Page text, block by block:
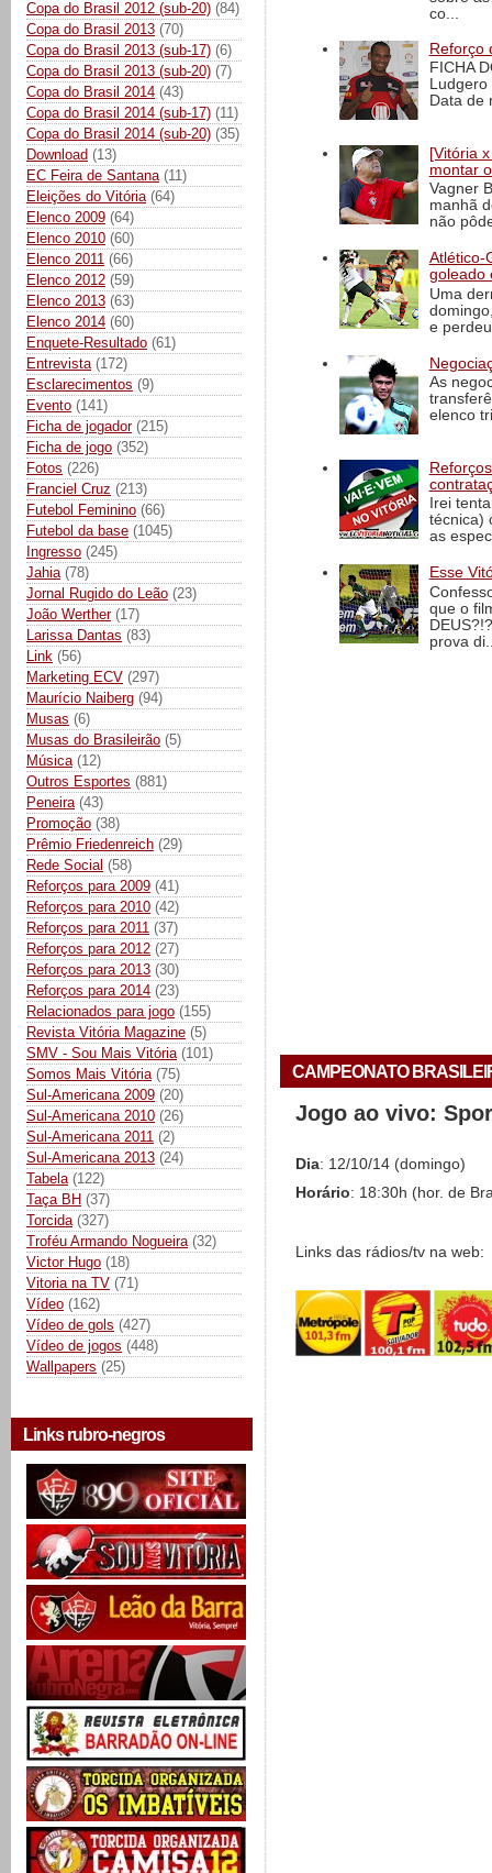
Copa do Brasil 2012 (sub-20) (84)
Copa do Brasil 2013 (70)
Copa do Brasil 2013 (sub-17) (6)
Copa do Brasil 2013 (sub-20) (7)
Copa do Brasil 2014 (43)
Copa do Brasil 2014 (sub-17) (11)
Copa do Brasil 2014 (sub-20) (35)
Download (13)
EC Feira de Santana (11)
Eleições do Vitória (64)
Elenco 2009 (64)
Elenco 2010 (60)
Elenco 2011 (66)
Elenco 2012 (59)
Elenco 2013 (63)
Elenco 2014 (60)
Enquete-Resultado (61)
Entrevista (172)
Esclarecimentos (9)
Evento (141)
Ficha de jogador (215)
Ficha de jogo (352)
Fotos (226)
Franciel Cruz (213)
Futebol Feminino (66)
Futebol da base (1045)
Ingresso (245)
Jahia (78)
Jornal Rugido do Leão (23)
João Werther (17)
Larissa Dantas (83)
Link (56)
Marketing ECV (297)
Maurício Naiberg (94)
Musas (6)
Musas do Brasileirão (5)
Música (12)
Outros Esportes (881)
Peneira (43)
Promoção (38)
Prêmio Friedenreich (29)
Rede Social (58)
Reforços para 2009 (41)
Reforços para 2010 (42)
Reforços para 2011 (37)
Reforços para 2012 (27)
Reforços para 2013 (30)
Reforços para 2014 (23)
Relacionados para jogo (155)
Revista Vitória Magazine (5)
SMV - Sou Mais Vitória (101)
Somos Mais Vitória (75)
Sul-Americana 2009 (20)
Sul-Americana 2010 (26)
Sul-Americana 2011 (2)
Sul-Americana 2013 (24)
Tabela (122)
Taça BH (37)
Torcida (327)
Troféu Armando Nogueira (32)
Victor Hugo (18)
Vitoria na TV (71)
Vídeo (162)
Vídeo de gols (427)
Vídeo de jogos (448)
Wallpapers (25)
Links rubro-negros
co...
Reforço
FICHA
Data de
[Vitória
montar
Vagner
manhã
não
Atlético-
goleado
Uma
e
As
elenco
Irei
técnica)
as
Esse
que o
prova
CAMPEONATO
Jogo ao vivo:
Dia: 12/10/14 (domingo)
Horário: 18:30h (hor. de
Links das rádios/tv na web: